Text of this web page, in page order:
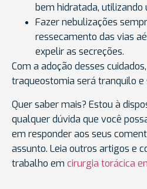
bem hidratada,
Fazer nebulizações
ressecamento das vias
expelir as secreções.
Com a adoção desses
traqueostomia será tranquilo e
Quer saber mais? Estou à
qualquer dúvida que você
em responder aos seus
assunto. Leia outros artigos e
trabalho em cirurgia torácica